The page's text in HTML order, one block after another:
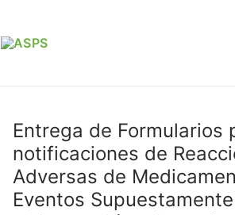
Entrega de Formularios
notificaciones de
Adversas de
Eventos